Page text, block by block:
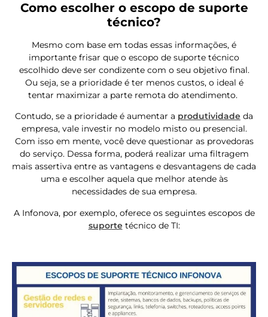
Como escolher o escopo de suporte
técnico?
Mesmo com base em todas essas informações, é
importante frisar que o escopo de suporte técnico
escolhido deve ser condizente com o seu objetivo final.
Ou seja, se a prioridade é ter menos custos, o ideal é
tentar maximizar a parte remota do atendimento.
Contudo, se a prioridade é aumentar a produtividade da
empresa, vale investir no modelo misto ou presencial.
Com isso em mente, você deve questionar as provedoras
do serviço. Dessa forma, poderá realizar uma filtragem
mais assertiva entre as vantagens e desvantagens de cada
uma e escolher aquela que melhor atende às
necessidades de sua empresa.
A Infonova, por exemplo, oferece os seguintes escopos de
suportetécnico de TI: